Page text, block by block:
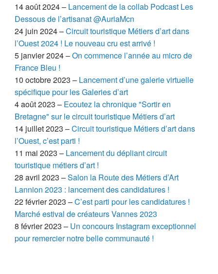
14 août 2024 – Lancement de la collab Podcast Les
Dessous de l’artisanat @AuriaMcn
24 juin 2024 –Circuit touristique Métiers d’art dans
l’Ouest 2024 ! Le nouveau cru est arrivé !
5 janvier 2024 –On commence l’année au micro de
France Bleu !
10 octobre 2023 – Lancement d’une galerie virtuelle
spécifique pour les Galeries d’art
4 août 2023 – Ecoutez la chronique "Sortir en
Bretagne" sur le circuit touristique Métiers d’art
14 juillet 2023 –Circuit touristique Métiers d’art dans
l’Ouest, c’est parti !
11 mai 2023 – Lancement du dépliant circuit
touristique métiers d’art !
28 avril 2023 –Salon la Route des Métiers d’Art
Lannion 2023 : lancement des candidatures !
22 février 2023 –C’est parti pour les candidatures !
Marché estival de créateurs Vannes 2023
8 février 2023 – Un concours Instagram exceptionnel
pour remercier notre belle communauté !